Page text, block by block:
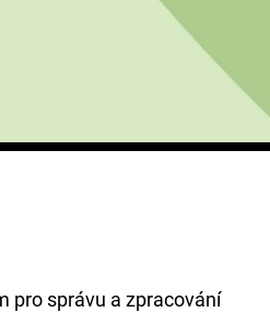
pro správu a zpracování